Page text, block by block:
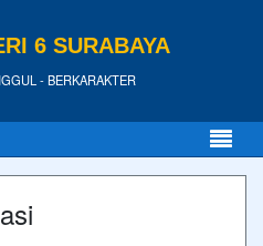
6 SURABAYA
- BERKARAKTER